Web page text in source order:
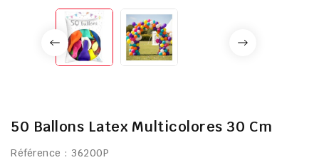
50 Ballons Latex Multicolores 30 Cm
Référence : 36200P